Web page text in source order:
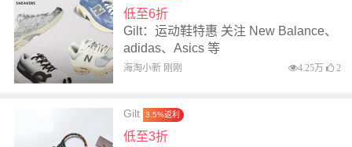
低至6折
Gilt：运动鞋特惠 关注 New Balance、
adidas、Asics 等
海淘小新 刚刚 4.25万 2
Gilt 3.5%返利
低至3折